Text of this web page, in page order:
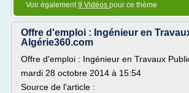
Voir également9 Vidéos pour ce thème
Offre d'emploi : Ingénieur en
Algérie360.com
Offre d'emploi : Ingénieur en Travaux
mardi 28 octobre 2014 à 15:54
Source de l'article :